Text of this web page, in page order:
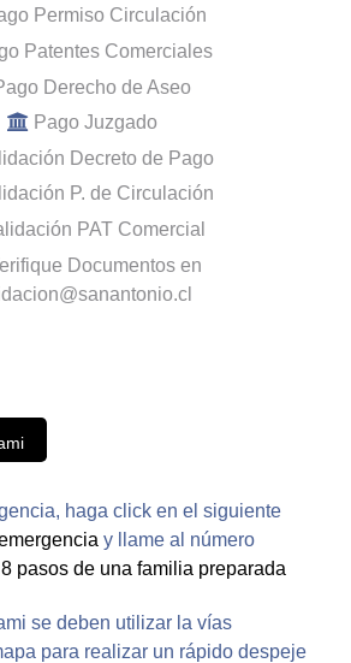
Permiso Circulación
Patentes Comerciales
Derecho de Aseo
Pago Juzgado
Decreto de Pago
P. de Circulación
PAT Comercial
Documentos en
haga click en el siguiente
y llame al número
8 pasos de una familia preparada
se deben utilizar la vías
para realizar un rápido despeje